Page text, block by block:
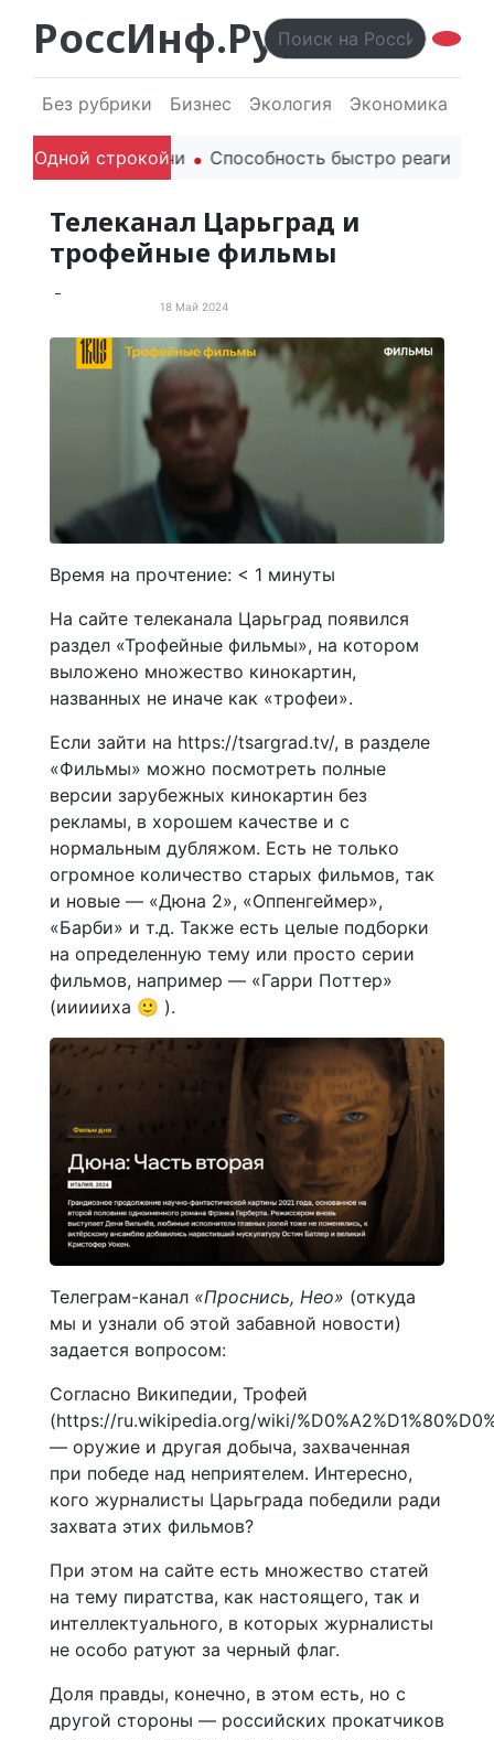
РоссИнф.Ру
Без рубрики Бизнес Экология Экономика
Одной строкой
в речи Способность быстро реагировать
Телеканал Царьград и
трофейные фильмы
18 Май 2024
Время на прочтение: < 1 минуты
На сайте телеканала Царьград появился
раздел «Трофейные фильмы», на котором
выложено множество кинокартин,
названных не иначе как «трофеи»⁠⁠.
Если зайти на https://tsargrad.tv/, в разделе
«Фильмы» можно посмотреть полные
версии зарубежных кинокартин без
рекламы, в хорошем качестве и с
нормальным дубляжом. Есть не только
огромное количество старых фильмов, так
и новые — «Дюна 2», «Оппенгеймер»,
«Барби» и т.д. Также есть целые подборки
на определенную тему или просто серии
фильмов, например — «Гарри Поттер»
(иииииха 🙂 ).
Телеграм-канал «Проснись, Нео» (откуда
мы и узнали об этой забавной новости)
задается вопросом:
Согласно Википедии, Трофей
(https://ru.wikipedia.org/wiki/
— оружие и другая добыча, захваченная
при победе над неприятелем. Интересно,
кого журналисты Царьграда победили ради
захвата этих фильмов?
При этом на сайте есть множество статей
на тему пиратства, как настоящего, так и
интеллектуального, в которых журналисты
не особо ратуют за черный флаг.
Доля правды, конечно, в этом есть, но с
другой стороны — российских прокатчиков